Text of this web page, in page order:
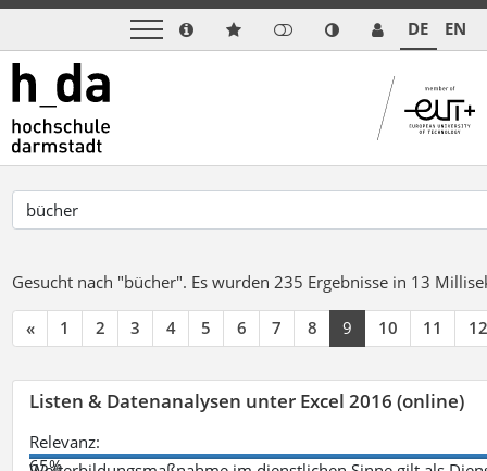
DE EN
Gesucht nach "bücher". Es wurden 235 Ergebnisse in 13
« 1 2 3 4 5 6 7 8 9 10 11 12
Listen & Datenanalysen unter Excel 2016 (online)
Relevanz:
65%